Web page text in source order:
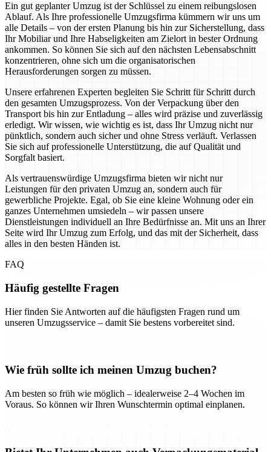
Ein gut geplanter Umzug ist der Schlüssel zu einem reibungslosen
Ablauf. Als Ihre professionelle Umzugsfirma kümmern wir uns um
alle Details – von der ersten Planung bis hin zur Sicherstellung, dass
Ihr Mobiliar und Ihre Habseligkeiten am Zielort in bester Ordnung
ankommen. So können Sie sich auf den nächsten Lebensabschnitt
konzentrieren, ohne sich um die organisatorischen
Herausforderungen sorgen zu müssen.
Unsere erfahrenen Experten begleiten Sie Schritt für Schritt durch
den gesamten Umzugsprozess. Von der Verpackung über den
Transport bis hin zur Entladung – alles wird präzise und zuverlässig
erledigt. Wir wissen, wie wichtig es ist, dass Ihr Umzug nicht nur
pünktlich, sondern auch sicher und ohne Stress verläuft. Verlassen
Sie sich auf professionelle Unterstützung, die auf Qualität und
Sorgfalt basiert.
Als vertrauenswürdige Umzugsfirma bieten wir nicht nur
Leistungen für den privaten Umzug an, sondern auch für
gewerbliche Projekte. Egal, ob Sie eine kleine Wohnung oder ein
ganzes Unternehmen umsiedeln – wir passen unsere
Dienstleistungen individuell an Ihre Bedürfnisse an. Mit uns an Ihrer
Seite wird Ihr Umzug zum Erfolg, und das mit der Sicherheit, dass
alles in den besten Händen ist.
FAQ
Häufig gestellte Fragen
Hier finden Sie Antworten auf die häufigsten Fragen rund um
unseren Umzugsservice – damit Sie bestens vorbereitet sind.
Wie früh sollte ich meinen Umzug buchen?
Am besten so früh wie möglich – idealerweise 2–4 Wochen im
Voraus. So können wir Ihren Wunschtermin optimal einplanen.